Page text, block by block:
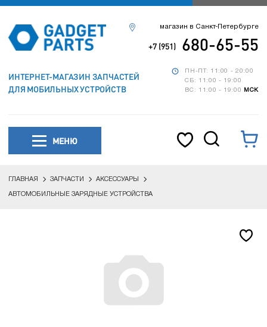
ИНТЕРНЕТ-МАГАЗИН ЗАПЧАСТЕЙ
ДЛЯ МОБИЛЬНЫХ УСТРОЙСТВ
ПН-ПТ: 11:00 - 20:00
СБ: 11:00 - 19:00
ВС: 11:00 - 19:00
МСК
магазин в Санкт-Петербурге
+7 (951) 680-65-55
МЕНЮ
ГЛАВНАЯ ЗАПЧАСТИ АКСЕССУАРЫ
АВТОМОБИЛЬНЫЕ ЗАРЯДНЫЕ УСТРОЙСТВА